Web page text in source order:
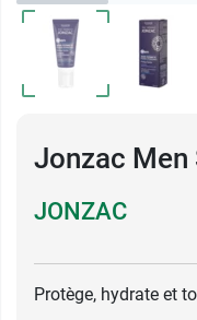
Jonzac Men
JONZAC
Protège, hydrate et